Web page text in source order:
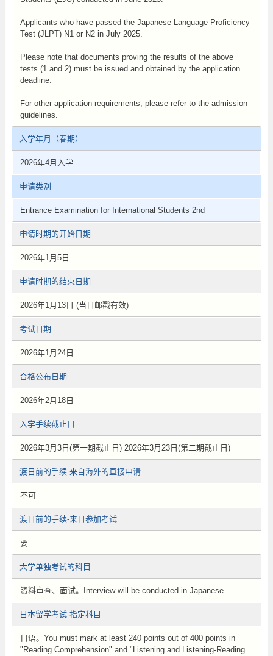
Applicants who have passed the Japanese Language Proficiency
Test (JLPT) N1 or N2 in July 2025.
Please note that documents proving the results of the above
tests (1 and 2) must be issued and obtained by the application
deadline.
For other application requirements, please refer to the admission
guidelines.
入学年月（春期）
2026年4月入学
申请类别
Entrance Examination for International Students 2nd
申请时期的开始日期
2026年1月5日
申请时期的结束日期
2026年1月13日 (当日邮戳有效)
考试日期
2026年1月24日
合格公布日期
2026年2月18日
入学手续截止日
2026年3月3日(第一期截止日) 2026年3月23日(第二期截止日)
渡日前的手续-来自海外的直接申请
不可
渡日前的手续-来日参加考试
要
大学单独考试的科目
资料审查、面试。Interview will be conducted in Japanese.
日本留学考试-指定科目
日语。You must mark at least 240 points out of 400 points in
"Reading Comprehension" and "Listening and Listening-Reading